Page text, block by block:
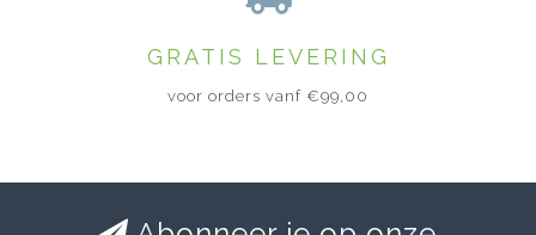
GRATIS LEVERING
voor orders vanf €99,00